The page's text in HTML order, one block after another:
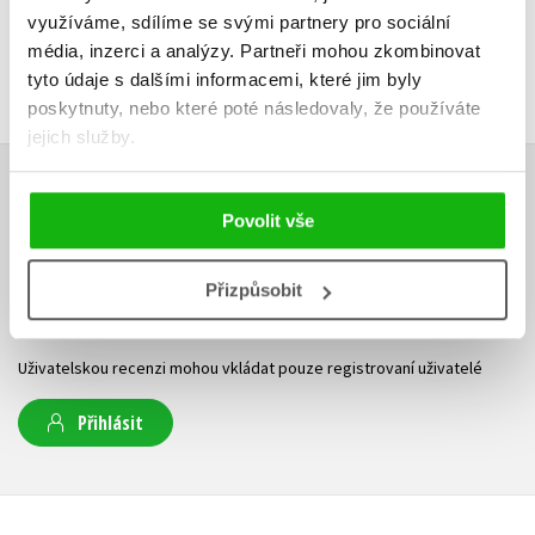
využíváme, sdílíme se svými partnery pro sociální
média, inzerci a analýzy. Partneři mohou zkombinovat
tyto údaje s dalšími informacemi, které jim byly
poskytnuty, nebo které poté následovaly, že používáte
jejich služby.
Povolit vše
Přizpůsobit
HODNOCENÍ ČTENÁŘŮ
V současné době nejsou vytvořena žádná uživatelská hodnocení.
Vaše hodnocení
Uživatelskou recenzi mohou vkládat pouze registrovaní uživatelé
Přihlásit